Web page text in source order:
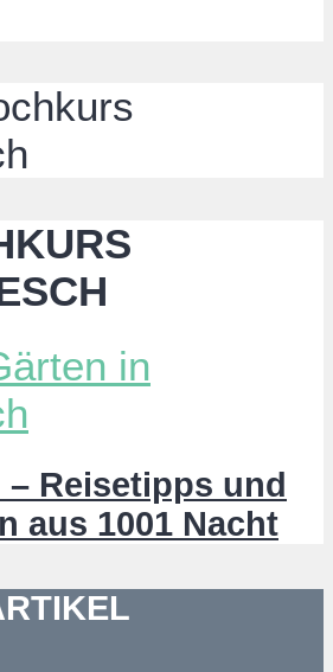
– Reisetipps und
aus 1001 Nacht